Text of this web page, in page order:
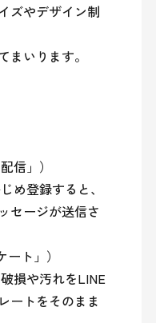
ズやデザイン制
まいります。
信」）
登録すると、
セージが送信さ
ト」）
損や汚れをLINE
ートをそのまま